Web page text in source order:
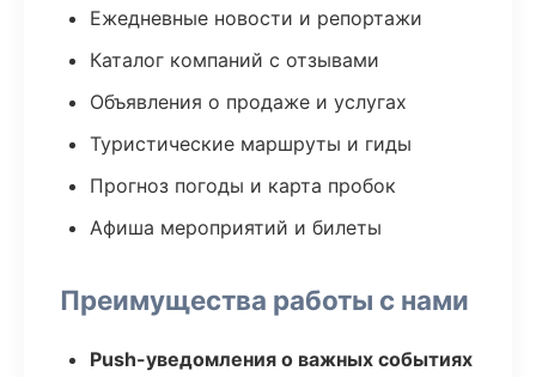
Ежедневные новости и репортажи
Каталог компаний с отзывами
Объявления о продаже и услугах
Туристические маршруты и гиды
Прогноз погоды и карта пробок
Афиша мероприятий и билеты
Преимущества работы с нами
Push-уведомления о важных событиях